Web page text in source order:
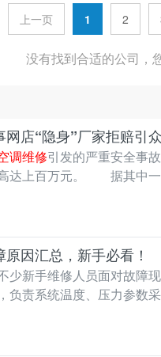
上一页 1 2
没有找到合适的公司，
网店“隐身”厂家拒赔引
调维修引发的严重安全事
达上百万元。 据其中一
因汇总，新手必看！
少新手维修人员面对故障
负责系统温度、压力参数